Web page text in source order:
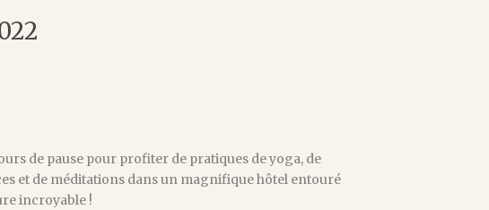
de pause pour profiter de pratiques de yoga, de
et de méditations dans un magnifique hôtel entouré
incroyable !